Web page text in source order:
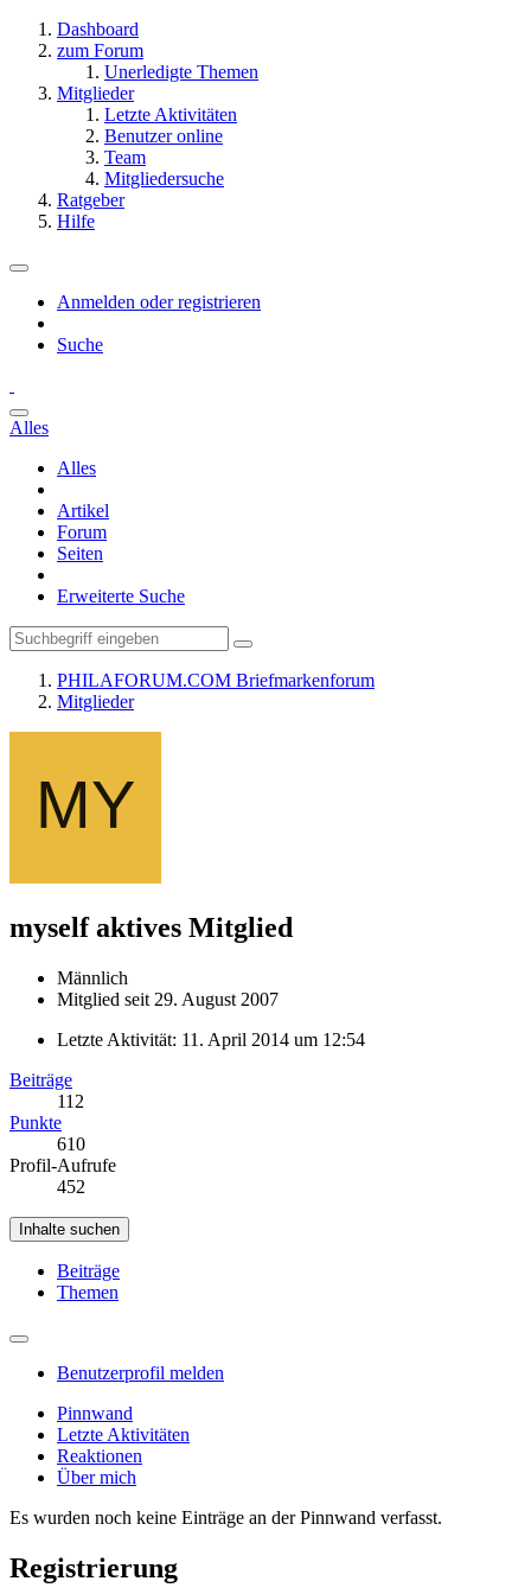
Dashboard
zum Forum
Unerledigte Themen
Mitglieder
Letzte Aktivitäten
Benutzer online
Team
Mitgliedersuche
Ratgeber
Hilfe
Anmelden oder registrieren
Suche
Alles
Alles
Artikel
Forum
Seiten
Erweiterte Suche
PHILAFORUM.COM Briefmarkenforum
Mitglieder
myself aktives Mitglied
Männlich
Mitglied seit 29. August 2007
Letzte Aktivität: 11. April 2014 um 12:54
Beiträge
112
Punkte
610
Profil-Aufrufe
452
Inhalte suchen
Beiträge
Themen
Benutzerprofil melden
Pinnwand
Letzte Aktivitäten
Reaktionen
Über mich
Es wurden noch keine Einträge an der Pinnwand verfasst.
Registrierung